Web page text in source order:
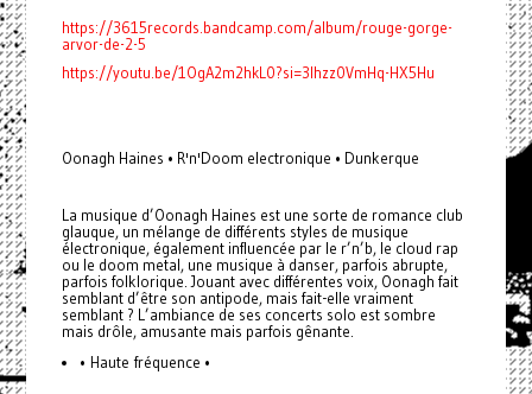
https://3615records.bandcamp.com/album/rouge-gorge-
arvor-de-2-5
https://youtu.be/1OgA2m2hkL0?si=3lhzz0VmHq-HX5Hu
Oonagh Haines • R'n'Doom electronique • Dunkerque
La musique d’Oonagh Haines est une sorte de romance club
glauque, un mélange de différents styles de musique
électronique, également influencée par le r’n’b, le cloud rap
ou le doom metal, une musique à danser, parfois abrupte,
parfois folklorique. Jouant avec différentes voix, Oonagh fait
semblant d’être son antipode, mais fait-elle vraiment
semblant ? L’ambiance de ses concerts solo est sombre
mais drôle, amusante mais parfois gênante.
• Haute fréquence •